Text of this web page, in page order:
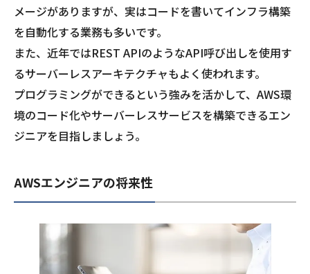
メージがありますが、実はコードを書いてインフラ構築
を自動化する業務も多いです。
また、近年ではREST APIのようなAPI呼び出しを使用す
るサーバーレスアーキテクチャもよく使われます。
プログラミングができるという強みを活かして、AWS環
境のコード化やサーバーレスサービスを構築できるエン
ジニアを目指しましょう。
AWSエンジニアの将来性